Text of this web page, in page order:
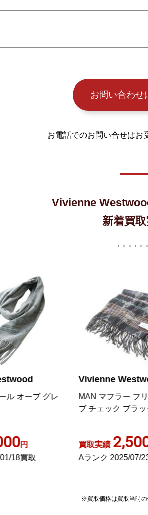
お問い合わせ
お電話でのお問い合せはお
Vivienne
新着買
Vivienne Westwood
MAN マフラー フリンジ オー
ブ チェック ブラック
買取実績 2,500円
Aランク 2025/07/23買取
※買取価格は買取当時